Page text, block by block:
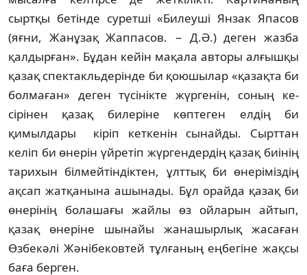
сыртқы бетінде суретші «Би­леуші Янзак Япасов
(яғни, Жанұзақ Жап­пасов. − Д.Ә.) деген жазба
қалдырған». Бұдан кейін мақала авторы алғышқы
қазақ спек­такльдерінде би қоюшылар «қазақта би
бол­маған» деген түсінікте жүргенін, соның ке­
сірінен қазақ билеріне көптеген елдің би
қимылдары кіріп кеткенін сынайды. Сырт­тан
келіп би өнерін үйретіп жүргендердің қазақ биінің
тарихын білмейтіндіктен, ұлт­тық би өнеріміздің
ақсап жатқанына ашы­нады. Бұл орайда қазақ би
өнерінің болашағы жайлы өз ойларын айтып,
қазақ өнеріне шынайы жанашырлық жасаған
Өзбекәлі Жәнібековтей тұлғаның еңбегіне жақсы
баға берген.